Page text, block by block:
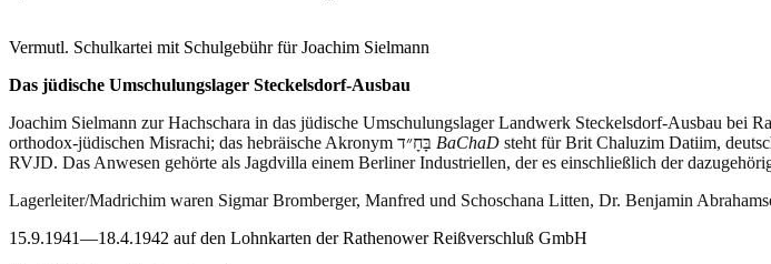
Vermutl. Schulkartei mit Schulgebühr für Joachim Sielmann
Das jüdische Umschulungslager Steckelsdorf-Ausbau
Joachim Sielmann zur Hachschara in das jüdische Umschulungslager Landwerk Steckelsdorf-Ausbau bei
BaChaD steht für Brit Chaluzim Datiim,
RVJD. Das Anwesen gehörte als Jagdvilla einem Berliner Industriellen, der es einschließlich der
Lagerleiter/Madrichim waren Sigmar Bromberger, Manfred und Schoschana Litten, Dr. Benjamin
15.9.1941—18.4.1942 auf den Lohnkarten der Rathenower Reißverschluß GmbH